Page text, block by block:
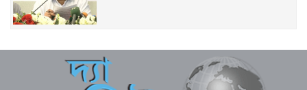
পাঠালেন আসিফ মাহমুদ